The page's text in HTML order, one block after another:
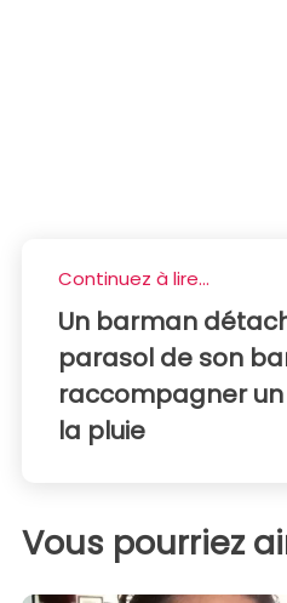
Continuez à lire...
Un barman
parasol de son
raccompagner
la pluie
Vous pourriez